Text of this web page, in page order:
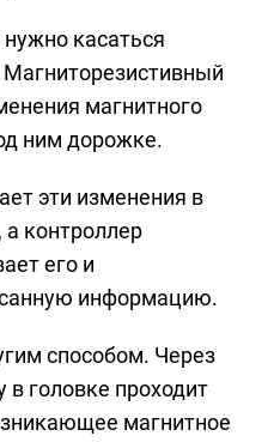
касаться
магнитного
ним дорожке.
эти изменения в
а контроллер
его и
информацию.
способом. Через
головке проходит
магнитное